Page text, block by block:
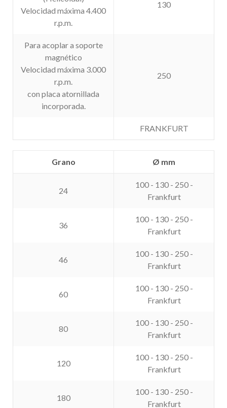
Velocidad máxima 4.400
r.p.m.
130
Para acoplar a soporte
magnético
Velocidad máxima 3.000
r.p.m.
con placa atornillada
incorporada.
250
FRANKFURT
Grano Ø mm
24
100 - 130 - 250 -
Frankfurt
36
100 - 130 - 250 -
Frankfurt
46
100 - 130 - 250 -
Frankfurt
60
100 - 130 - 250 -
Frankfurt
80
100 - 130 - 250 -
Frankfurt
120
100 - 130 - 250 -
Frankfurt
180
100 - 130 - 250 -
Frankfurt